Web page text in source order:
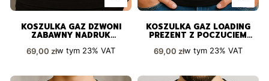
KOSZULKA GAZ DZWONI
ZABAWNY NADRUK
Cena brutto
69,00 złw tym 23%VAT
KOSZULKA GAZ LOADING
PREZENT Z POCZUCIEM
Cena brutto
69,00 złw tym 23% VAT